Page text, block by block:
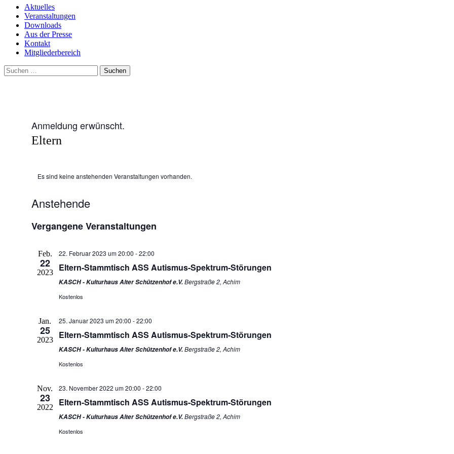
Inhalt
Aktuelles
Veranstaltungen
Downloads
Aus der Presse
Kontakt
Mitgliederbereich
Suchen
nach:
Anmeldung erwünscht.
Eltern
Es sind keine anstehenden Veranstaltungen vorhanden.
Anstehende
wählen.
Vergangene Veranstaltungen
Feb.
22
2023
22. Februar 2023 um 20:00 -22:00
Eltern-Stammtisch ASS Autismus-Spektrum-Störungen
KASCH - Kulturhaus Alter Schützenhof e.V.Bergstraße 2, Achim
Kostenlos
Jan.
25
2023
25. Januar 2023 um 20:00 -22:00
Eltern-Stammtisch ASS Autismus-Spektrum-Störungen
KASCH - Kulturhaus Alter Schützenhof e.V.Bergstraße 2, Achim
Kostenlos
Nov.
23
2022
23. November 2022 um 20:00 -22:00
Eltern-Stammtisch ASS Autismus-Spektrum-Störungen
KASCH - Kulturhaus Alter Schützenhof e.V.Bergstraße 2, Achim
Kostenlos